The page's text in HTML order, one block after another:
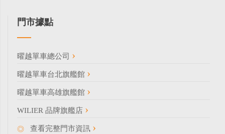
門市據點
曜越單車總公司
曜越單車台北旗艦館
曜越單車高雄旗艦館
WILIER 品牌旗艦店
查看完整門市資訊